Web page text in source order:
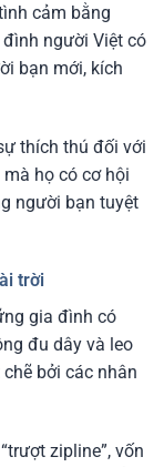
cảm bằng
người Việt có
bạn mới, kích
thích thú đối với
họ có cơ hội
người bạn tuyệt
trời
gia đình có
đu dây và leo
bởi các nhân
zipline”, vốn